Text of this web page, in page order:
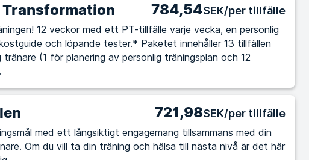
Transformation 784,54SEK/per tillfälle
12 veckor med ett PT-tillfälle varje vecka, en personlig
och löpande tester.* Paketet innehåller 13 tillfällen
tränare (1 för planering av personlig träningsplan och 12
721,98SEK/per tillfälle
med ett långsiktigt engagemang tillsammans med din
nivå är det här